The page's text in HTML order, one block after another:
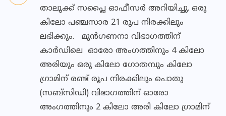
താലൂക്ക് സപ്ലൈ ഓഫീസര്‍ അറിയിച്ചു. ഒരു
കിലോ പഞ്ചസാര 21 രൂപ നിരക്കിലും
ലഭിക്കും. മുന്‍ഗണനാ വിഭാഗത്തിന്
കാര്‍ഡിലെ ഓരോ അംഗത്തിനും 4 കിലോ
അരിയും ഒരു കിലോ ഗോതമ്പും കിലോ
ഗ്രാമിന് രണ്ട് രൂപ നിരക്കിലും പൊതു
(സബ്‌സിഡി) വിഭാഗത്തിന് ഓരോ
അംഗത്തിനും 2 കിലോ അരി കിലോ ഗ്രാമിന്